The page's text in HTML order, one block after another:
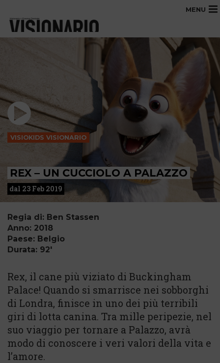
MENU
VISIOKIDS VISIONARIO
REX – UN CUCCIOLO A PALAZZO
dal 23 Feb 2019
Regia di: Ben Stassen
Anno: 2018
Paese: Belgio
Durata: 92'
Rex, il cane più viziato di Buckingham
Palace! Quando si smarrisce nei sobborghi
di Londra, finisce in uno dei più terribili
giri di lotta canina. Tra mille peripezie, nel
suo viaggio per tornare a Palazzo, avrà
modo di conoscere i veri valori della vita e
l’amore.